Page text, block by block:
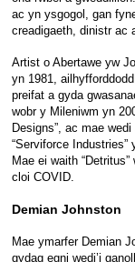
ac yn ysgogol, gan
creadigaeth, dinistr ac
Artist o Abertawe yw
yn 1981,
preifat a gyda
wobr y Mileniwm yn
Designs”, ac mae
“Serviforce Industries”
Mae ei waith
cloi COVID.
Demian Johnston
Mae ymarfer Demian
gydag egni wedi’i